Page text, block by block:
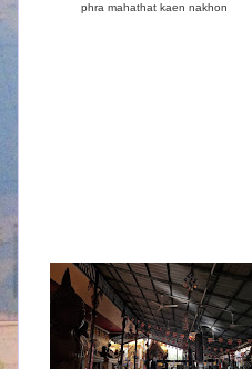
phra mahathat kaen nakhon